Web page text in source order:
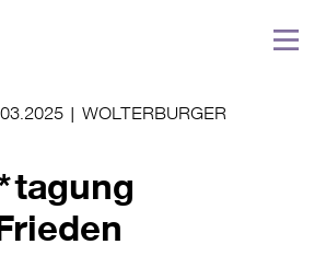
| WOLTERBURGER